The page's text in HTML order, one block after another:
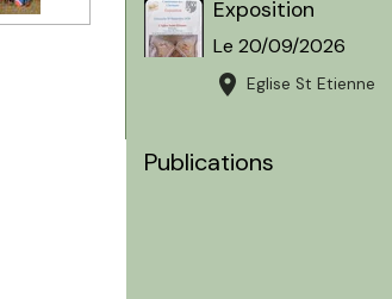
Exposition
Le 20/09/2026
Eglise St Etienne
Publications